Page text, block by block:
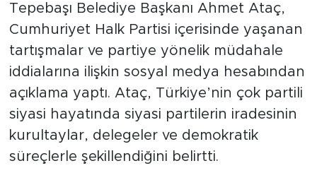
Tepebaşı Belediye Başkanı Ahmet Ataç,
Cumhuriyet Halk Partisi içerisinde yaşanan
tartışmalar ve partiye yönelik müdahale
iddialarına ilişkin sosyal medya hesabından
açıklama yaptı. Ataç, Türkiye’nin çok partili
siyasi hayatında siyasi partilerin iradesinin
kurultaylar, delegeler ve demokratik
süreçlerle şekillendiğini belirtti.